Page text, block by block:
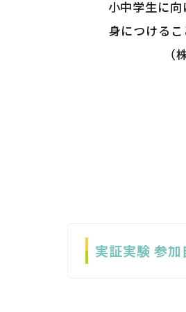
小中学生に
身につけるこ
（
実証実験 参